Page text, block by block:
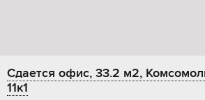
Сдается офис, 33.2 м2,
11к1